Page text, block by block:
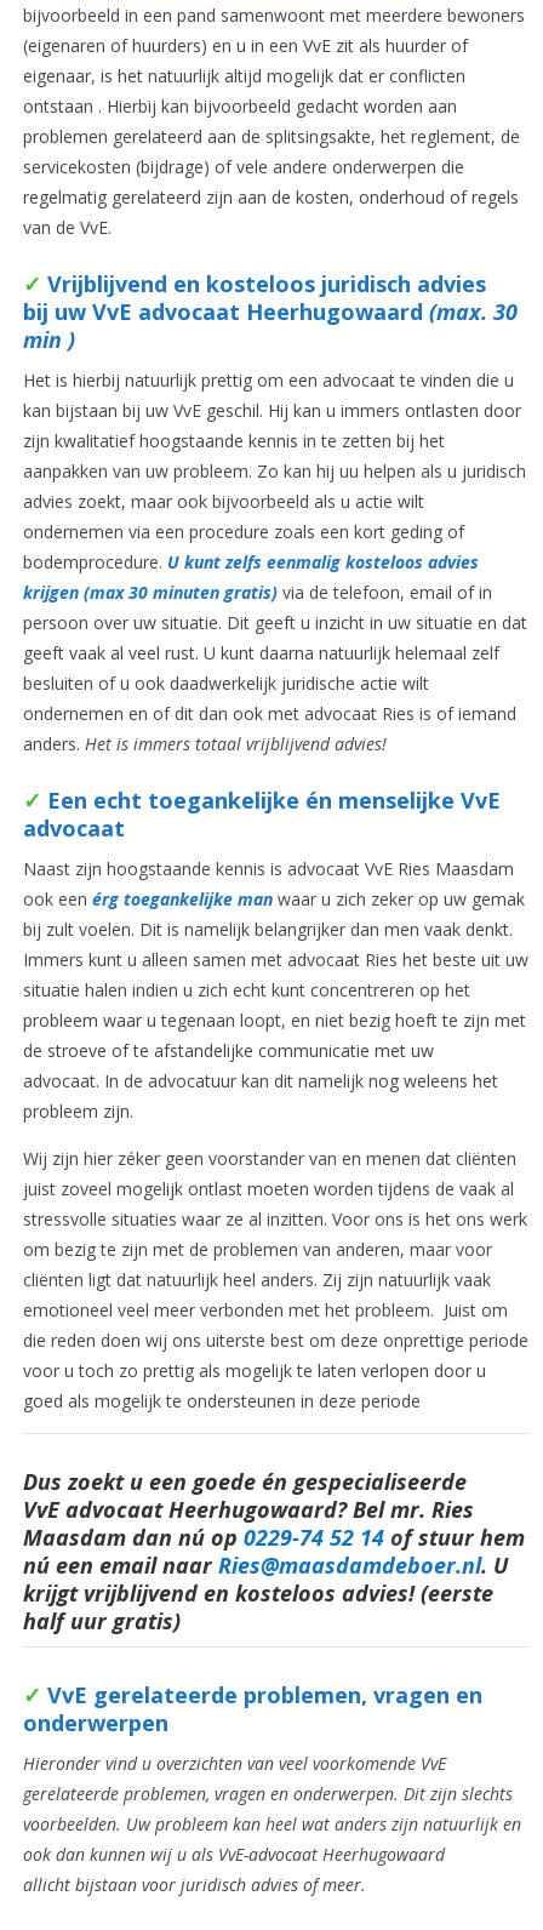
bijvoorbeeld in een pand samenwoont met meerdere bewoners
(eigenaren of huurders) en u in een VvE zit als huurder of
eigenaar, is het natuurlijk altijd mogelijk dat er conflicten
ontstaan . Hierbij kan bijvoorbeeld gedacht worden aan
problemen gerelateerd aan de splitsingsakte, het reglement, de
servicekosten (bijdrage) of vele andere onderwerpen die
regelmatig gerelateerd zijn aan de kosten, onderhoud of regels
van de VvE.
✓ Vrijblijvend en kosteloos juridisch advies
bij uw VvE advocaat Heerhugowaard (max. 30
min )
Het is hierbij natuurlijk prettig om een advocaat te vinden die u
kan bijstaan bij uw VvE geschil. Hij kan u immers ontlasten door
zijn kwalitatief hoogstaande kennis in te zetten bij het
aanpakken van uw probleem. Zo kan hij uu helpen als u juridisch
advies zoekt, maar ook bijvoorbeeld als u actie wilt
ondernemen via een procedure zoals een kort geding of
bodemprocedure. U kunt zelfs eenmalig kosteloos advies
krijgen (max 30 minuten gratis) via de telefoon, email of in
persoon over uw situatie. Dit geeft u inzicht in uw situatie en dat
geeft vaak al veel rust. U kunt daarna natuurlijk helemaal zelf
besluiten of u ook daadwerkelijk juridische actie wilt
ondernemen en of dit dan ook met advocaat Ries is of iemand
anders. Het is immers totaal vrijblijvend advies!
✓ Een echt toegankelijke én menselijke VvE
advocaat
Naast zijn hoogstaande kennis is advocaat VvE Ries Maasdam
ook een érg toegankelijke man waar u zich zeker op uw gemak
bij zult voelen. Dit is namelijk belangrijker dan men vaak denkt.
Immers kunt u alleen samen met advocaat Ries het beste uit uw
situatie halen indien u zich echt kunt concentreren op het
probleem waar u tegenaan loopt, en niet bezig hoeft te zijn met
de stroeve of te afstandelijke communicatie met uw
advocaat. In de advocatuur kan dit namelijk nog weleens het
probleem zijn.
Wij zijn hier zéker geen voorstander van en menen dat cliënten
juist zoveel mogelijk ontlast moeten worden tijdens de vaak al
stressvolle situaties waar ze al inzitten. Voor ons is het ons werk
om bezig te zijn met de problemen van anderen, maar voor
cliënten ligt dat natuurlijk heel anders. Zij zijn natuurlijk vaak
emotioneel veel meer verbonden met het probleem. Juist om
die reden doen wij ons uiterste best om deze onprettige periode
voor u toch zo prettig als mogelijk te laten verlopen door u
goed als mogelijk te ondersteunen in deze periode
Dus zoekt u een goede én gespecialiseerde
VvE advocaat Heerhugowaard? Bel mr. Ries
Maasdam dan nú op 0229-74 52 14of stuur hem
nú een email naar Ries@maasdamdeboer.nl. U
krijgt vrijblijvend en kosteloos advies! (eerste
half uur gratis)
✓ VvE gerelateerde problemen, vragen en
onderwerpen
Hieronder vind u overzichten van veel voorkomende VvE
gerelateerde problemen, vragen en onderwerpen. Dit zijn slechts
voorbeelden. Uw probleem kan heel wat anders zijn natuurlijk en
ook dan kunnen wij u als VvE-advocaat Heerhugowaard
allicht bijstaan voor juridisch advies of meer.